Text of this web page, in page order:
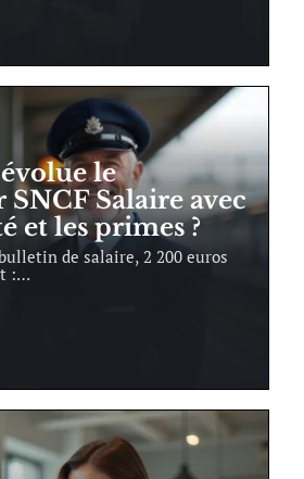
le
Salaire avec
et les primes ?
de salaire, 2 200 euros
:…